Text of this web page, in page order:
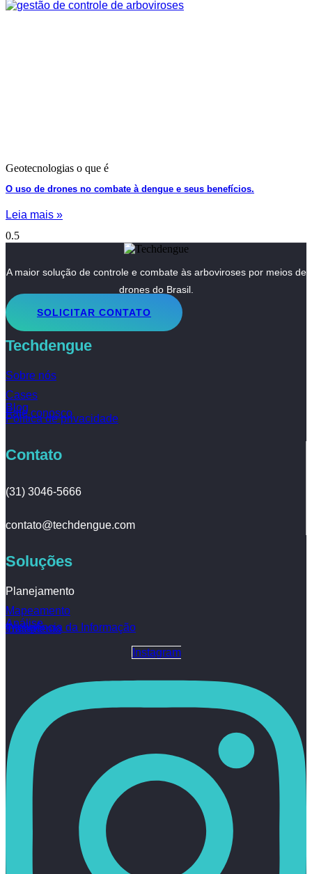
Geotecnologias o que é
O uso de drones no combate à dengue e seus benefícios.
Leia mais »
A maior solução de controle e combate às arboviroses por meios de
drones do Brasil.
SOLICITAR CONTATO
Techdengue
Sobre nós
Cases
Blog
Fale conosco
Política de privacidade
Contato
(31) 3046-5666
contato@techdengue.com
Soluções
Planejamento
Mapeamento
Análise
Tratamento
Inteligência da Informação
Instagram